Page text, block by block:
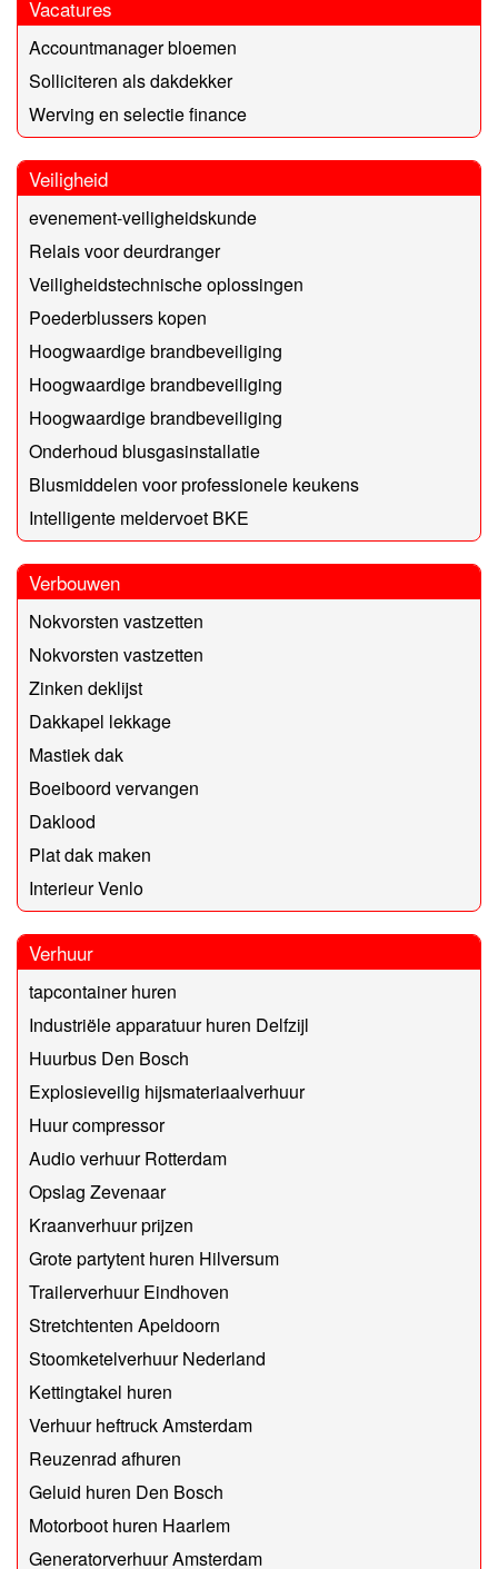
Vacatures
Accountmanager bloemen
Solliciteren als dakdekker
Werving en selectie finance
Veiligheid
evenement-veiligheidskunde
Relais voor deurdranger
Veiligheidstechnische oplossingen
Poederblussers kopen
Hoogwaardige brandbeveiliging
Hoogwaardige brandbeveiliging
Hoogwaardige brandbeveiliging
Onderhoud blusgasinstallatie
Blusmiddelen voor professionele keukens
Intelligente meldervoet BKE
Verbouwen
Nokvorsten vastzetten
Nokvorsten vastzetten
Zinken deklijst
Dakkapel lekkage
Mastiek dak
Boeiboord vervangen
Daklood
Plat dak maken
Interieur Venlo
Verhuur
tapcontainer huren
Industriële apparatuur huren Delfzijl
Huurbus Den Bosch
Explosieveilig hijsmateriaalverhuur
Huur compressor
Audio verhuur Rotterdam
Opslag Zevenaar
Kraanverhuur prijzen
Grote partytent huren Hilversum
Trailerverhuur Eindhoven
Stretchtenten Apeldoorn
Stoomketelverhuur Nederland
Kettingtakel huren
Verhuur heftruck Amsterdam
Reuzenrad afhuren
Geluid huren Den Bosch
Motorboot huren Haarlem
Generatorverhuur Amsterdam